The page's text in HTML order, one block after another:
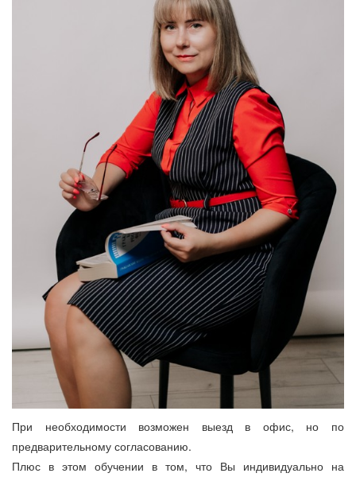
При необходимости возможен выезд в офис, но по
предварительному согласованию.
Плюс в этом обучении в том, что Вы индивидуально на